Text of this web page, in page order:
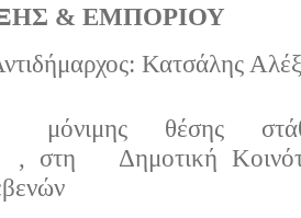
& ΕΜΠΟΡΙΟΥ
Κατσάλης
μόνιμης θέσης
, στη Δημοτική